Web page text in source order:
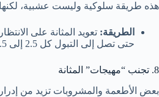
هذه طريقة سلوكية وليست عشبية، لكنها
الطريقة:
حتى تصل إلى التبول كل 2.5 إلى 3.5 ساعات. هذا يساعد “عضلة المثانة” على التمدد واستيعاب كمية أكبر.
8. تجنب “مهيجات” المثانة
بعض الأطعمة والمشروبات تزيد من